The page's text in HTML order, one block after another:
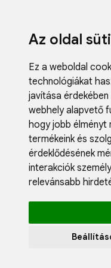
Az oldal
Ez a weboldal
technológiákat
javítása
webhely alapvető
hogy jobb élményt
termékeink és
érdeklődésének
interakciók
relevánsabb